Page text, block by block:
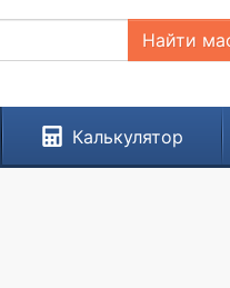
Найти
Калькулятор